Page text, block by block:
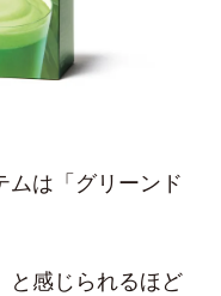
ムは「グリーンド
と感じられるほど